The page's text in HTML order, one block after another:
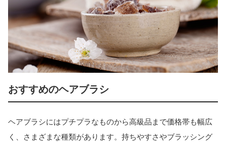
おすすめのヘアブラシ
ヘアブラシにはプチプラなものから高級品まで価格帯も幅広
く、さまざまな種類があります。持ちやすさやブラッシング